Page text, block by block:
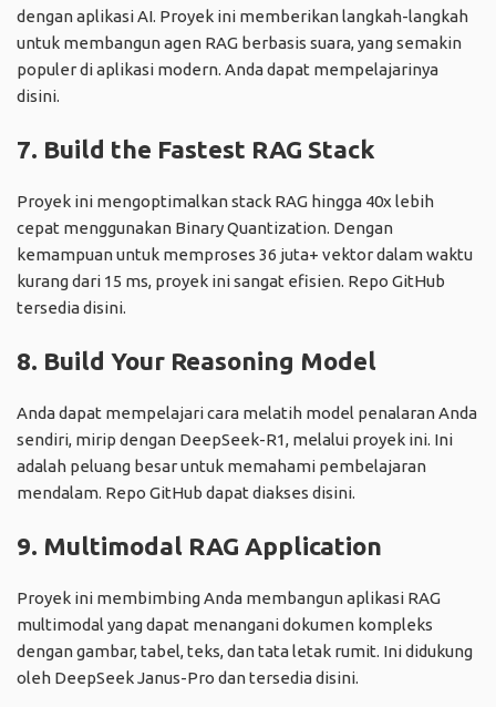
dengan aplikasi AI. Proyek ini memberikan langkah-langkah
untuk membangun agen RAG berbasis suara, yang semakin
populer di aplikasi modern. Anda dapat mempelajarinya
disini.
7. Build the Fastest RAG Stack
Proyek ini mengoptimalkan stack RAG hingga 40x lebih
cepat menggunakan Binary Quantization. Dengan
kemampuan untuk memproses 36 juta+ vektor dalam waktu
kurang dari 15 ms, proyek ini sangat efisien. Repo GitHub
tersediadisini.
8. Build Your Reasoning Model
Anda dapat mempelajari cara melatih model penalaran Anda
sendiri, mirip dengan DeepSeek-R1, melalui proyek ini. Ini
adalah peluang besar untuk memahami pembelajaran
mendalam. Repo GitHub dapat diakses disini.
9. Multimodal RAG Application
Proyek ini membimbing Anda membangun aplikasi RAG
multimodal yang dapat menangani dokumen kompleks
dengan gambar, tabel, teks, dan tata letak rumit. Ini didukung
oleh DeepSeek Janus-Pro dan tersediadisini.